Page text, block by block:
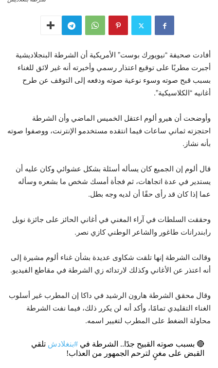
أفادت صحيفة “نيويورك بوست” الأمريكية أن الشرطة البنجلاديشية
أجبرت مطربًا على توقيع اعتذار رسمي وأخبرته أنه غير لائق للغناء
بسبب قبح صوته وسوء نوعية صوته ودفعه إلى التوقف عن طرح
أغانيه “الكلاسيكية”.
وأوضحت أن هيرو ألوم اعتقل الخميس الماضي وأن الشرطة
احتجزته ثماني ساعات فيما انتقده مستخدمو الإنترنت، ووصفوا صوته
بأنه نشاز.
قال ألوم إن الجميع كان يسأله أسئلة بشكل عشوائي وكان عليه أن
يستدير في عدة اتجاهات، ثم فجأة أمسك شخص ما بشعره وسأله
عما إذا كان قد رأى حقًا أن لديه وجه بطل.
وحققت السلطات في آراء المغني في أغاني الحائز على جائزة نوبل
رابندرانات طاغور والشاعر الوطني كازي نصر.
وقالت الشرطة إنها تلقت شكاوى عديدة بشأن غناء ألوم مشيرة إلى
أنه اعتذر عن الأغاني وكذلك لارتدائه زي الشرطة في مقاطع الفيديو.
وقال محقق الشرطة هارون الرشيد في داكا إن المطرب غير أسلوب
الغناء التقليدي تمامًا، وأكد أنه لن يكرر ذلك، فيما نفت الشرطة
محاولة الضغط على المطرب لتغيير اسمه.
🔴 بسبب صوته القبيح جدًا.. الشرطة في #بنغلادش تلقي
القبض على مغنٍ لترحم الجمهور من العذاب!